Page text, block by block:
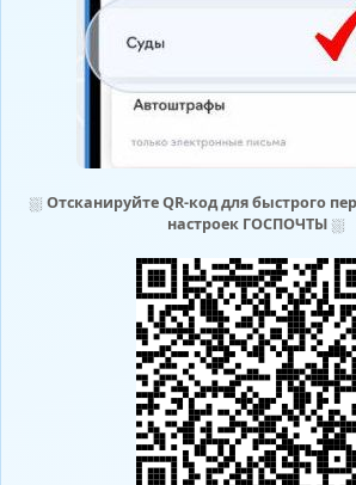
⛆ Отсканируйте QR-код для быстрого
настроек ГОСПОЧТЫ⛆